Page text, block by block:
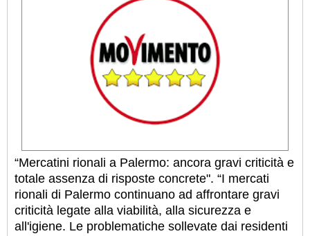
“Mercatini rionali a Palermo: ancora gravi criticità e
totale assenza di risposte concrete". “I mercati
rionali di Palermo continuano ad affrontare gravi
criticità legate alla viabilità, alla sicurezza e
all'igiene. Le problematiche sollevate dai residenti